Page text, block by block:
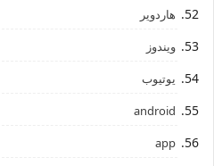
هاردوير
ويندوز
يوتيوب
android
app